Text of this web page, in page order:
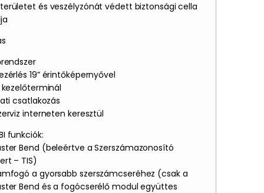
és veszélyzónát védett biztonsági cella
19” érintőképernyővel
csatlakozás
interneten keresztül
funkciók:
Bend (beleértve a Szerszámazonosító
– TIS)
a gyorsabb szerszámcseréhez (csak a
Bend és a fogócserélő modul együttes